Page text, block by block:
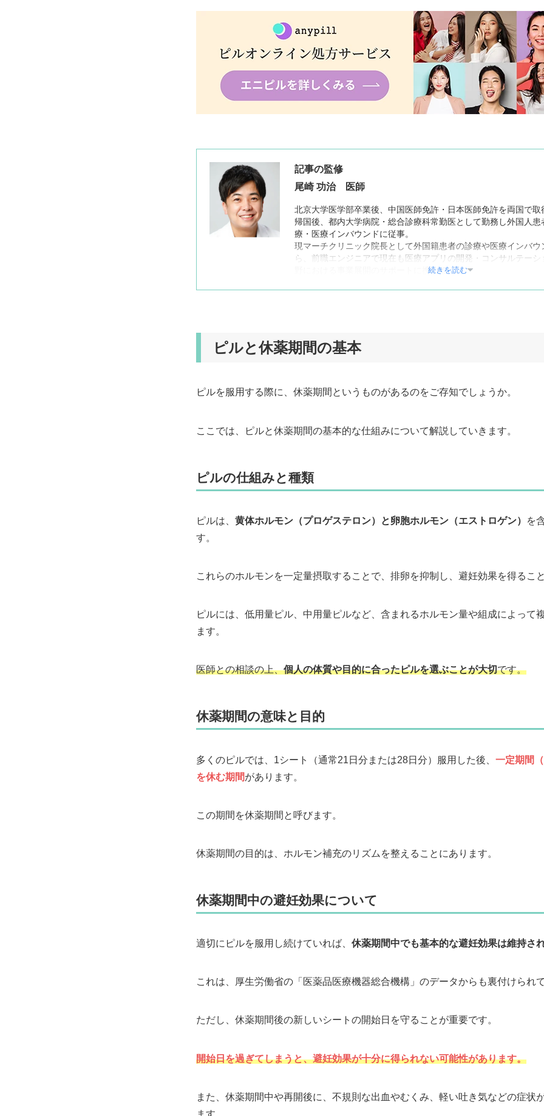
記事の監修
尾崎 功治 医師
北京大学医学部卒業後、中国医師免許・日本医師免許を両国で取
帰国後、都内大学病院・総合診療科常勤医として勤務し外国人患
療・医療インバウンドに従事。
現マーチクリニック院長として外国籍患者の診療や医療インバウ
ら、前職エンジニアで現在も医療アプリの開発・コンサルテーシ
野における事業展開のサポートに携わる。
続きを読む
ピルと休薬期間の基本
ピルを服用する際に、休薬期間というものがあるのをご存知でしょうか。
ここでは、ピルと休薬期間の基本的な仕組みについて解説していきます。
ピルの仕組みと種類
ピルは、 黄体ホルモン（プロゲステロン）と卵胞ホルモン（エストロゲン）
を
す。
これらのホルモンを一定量摂取することで、排卵を抑制し、避妊効果を得るこ
ピルには、低用量ピル、中用量ピルなど、含まれるホルモン量や組成によって
ます。
医師との相談の上、個人の体質や目的に合ったピルを選ぶことが大切です。
休薬期間の意味と目的
多くのピルでは、1シート（通常21日分または28日分）服用した後、 一定期間
を休む期間があります。
この期間を休薬期間と呼びます。
休薬期間の目的は、ホルモン補充のリズムを整えることにあります。
休薬期間中の避妊効果について
適切にピルを服用し続けていれば、 休薬期間中でも基本的な避妊効果は維持され
これは、厚生労働省の「医薬品医療機器総合機構」のデータからも裏付けられて
ただし、休薬期間後の新しいシートの開始日を守ることが重要です。
開始日を過ぎてしまうと、避妊効果が十分に得られない可能性があります。
また、休薬期間中や再開後に、不規則な出血やむくみ、軽い吐き気などの症状
ます。